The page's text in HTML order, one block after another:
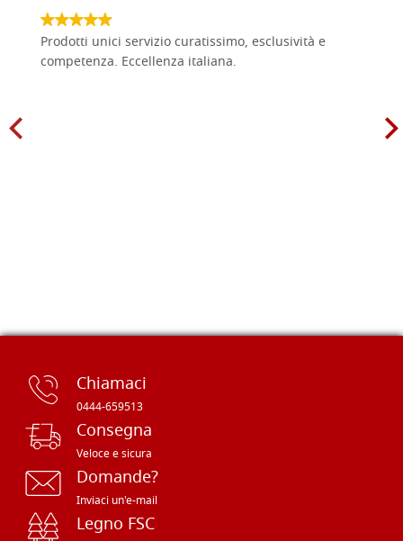
Prodotti unici servizio curatissimo, esclusività e
competenza. Eccellenza italiana.
Chiamaci
0444-659513
Consegna
Veloce e sicura
Domande?
Inviaci un'e-mail
Legno FSC